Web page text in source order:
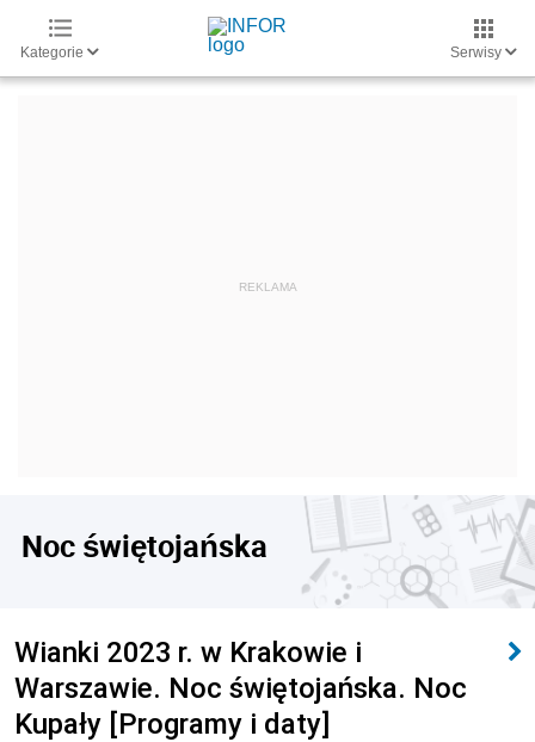
Kategorie Serwisy
Noc świętojańska
Wianki 2023 r. w Krakowie i
Warszawie. Noc świętojańska. Noc
Kupały [Programy i daty]